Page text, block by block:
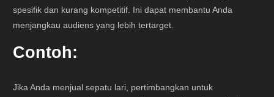
spesifik dan kurang kompetitif. Ini dapat membantu Anda
menjangkau audiens yang lebih tertarget.
Contoh:
Jika Anda menjual sepatu lari, pertimbangkan untuk